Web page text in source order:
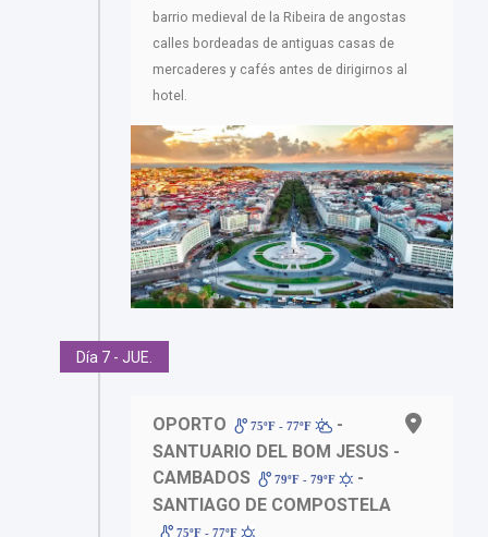
barrio medieval de la Ribeira de angostas
calles bordeadas de antiguas casas de
mercaderes y cafés antes de dirigirnos al
hotel.
Día 7 - JUE.
OPORTO 75ºF - 77ºF
-
SANTUARIO DEL BOM JESUS -
CAMBADOS
79ºF - 79ºF
-
SANTIAGO DE COMPOSTELA
75ºF - 77ºF